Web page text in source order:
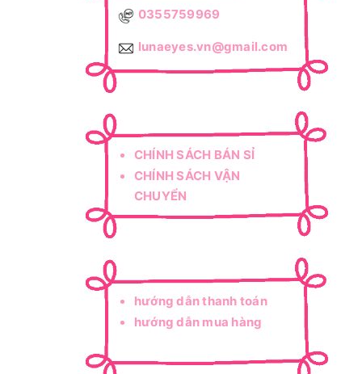
0355759969
lunaeyes.vn@gmail.com
CHÍNH SÁCH BÁN SỈ
CHÍNH SÁCH VẬN
CHUYỂN
CHÍNH SÁCH ĐỔI TRẢ
hướng dẫn thanh toán
hướng dẫn mua hàng